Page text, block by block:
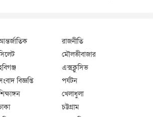
রাজনীতি
মৌলভীবাজার
এক্সক্লুসিভ
বিজ্ঞপ্তি
পর্যটন
খেলাধুলা
চট্টগ্রাম